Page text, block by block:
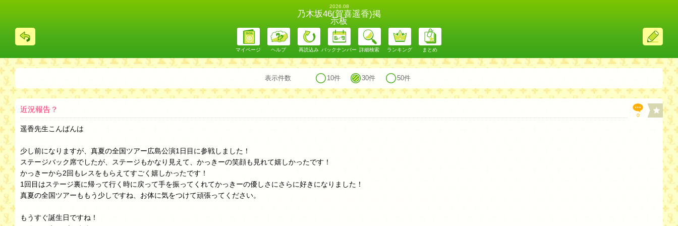
2026.08
乃木坂46(賀喜遥香)掲
示板
る
ス
レ
投
マイページ ヘルプ 再読込み バックナンバー 詳細検索 ランキング まとめ
表示件数 10件 30件 50件
0
近況報告？
遥香先生こんばんは
少し前になりますが、真夏の全国ツアー広島公演1日目に参戦しました！
ステージバック席でしたが、ステージもかなり見えて、かっきーの笑顔も見れて嬉しかったです！
かっきーから2回もレスをもらえてすごく嬉しかったです！
1回目はステージ裏に帰って行く時に戻って手を振ってくれてかっきーの優しさにさらに好きになりました！
真夏の全国ツアーももう少しですね、お体に気をつけて頑張ってください。
もうすぐ誕生日ですね！